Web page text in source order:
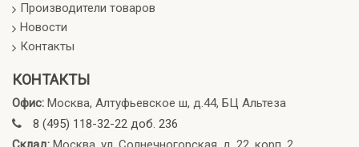
Производители товаров
Новости
Контакты
КОНТАКТЫ
Офис: Москва, Алтуфьевское ш, д.44, БЦ Альтеза
8 (495) 118-32-22 доб. 236